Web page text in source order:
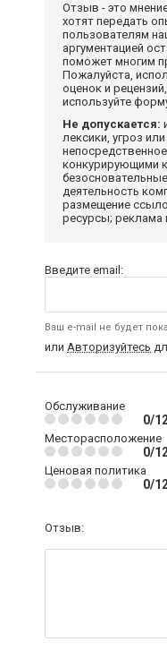
Отзыв - это
хотят передать
пользователям
аргументацией
поможет многим
Пожалуйста,
оценок и
используйте
Не допускается:
лексики, угроз
конкурирующими
деятельность
размещение
ресурсы; реклама
Введите email:
Ваш e-mail не будет
или Авторизуйтесь
Обслуживание
0/
Месторасположение
0/
Ценовая политика
0/
Отзыв: